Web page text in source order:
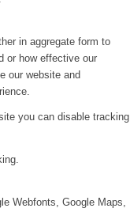
in aggregate form to
or how effective our
our website and
you can disable tracking
Webfonts, Google Maps,